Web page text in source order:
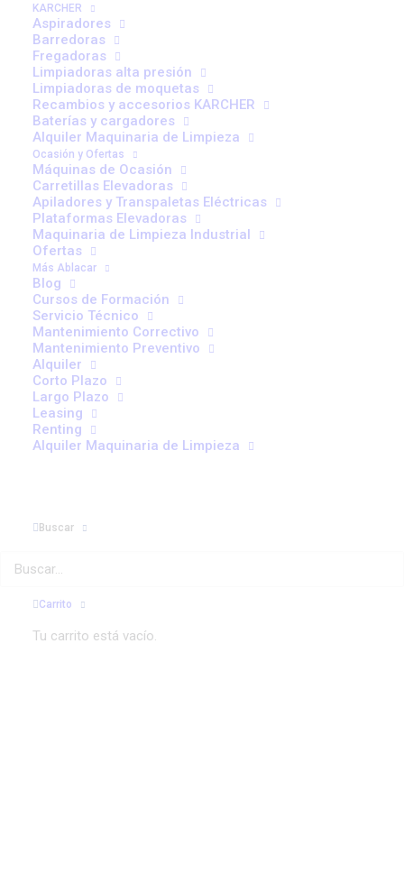
KARCHER
Aspiradores
Barredoras
Fregadoras
Limpiadoras alta presión
Limpiadoras de moquetas
Recambios y accesorios KARCHER
Baterías y cargadores
Alquiler Maquinaria de Limpieza
Ocasión y Ofertas
Máquinas de Ocasión
Carretillas Elevadoras
Apiladores y Transpaletas Eléctricas
Plataformas Elevadoras
Maquinaria de Limpieza Industrial
Ofertas
Más Ablacar
Blog
Cursos de Formación
Servicio Técnico
Mantenimiento Correctivo
Mantenimiento Preventivo
Alquiler
Corto Plazo
Largo Plazo
Leasing
Renting
Alquiler Maquinaria de Limpieza
Buscar
Carrito
Tu carrito está vacío.
Recambios y Accesorios
CON GARANTÍA
Máquinas de Ocasión
VER OCASIÓN